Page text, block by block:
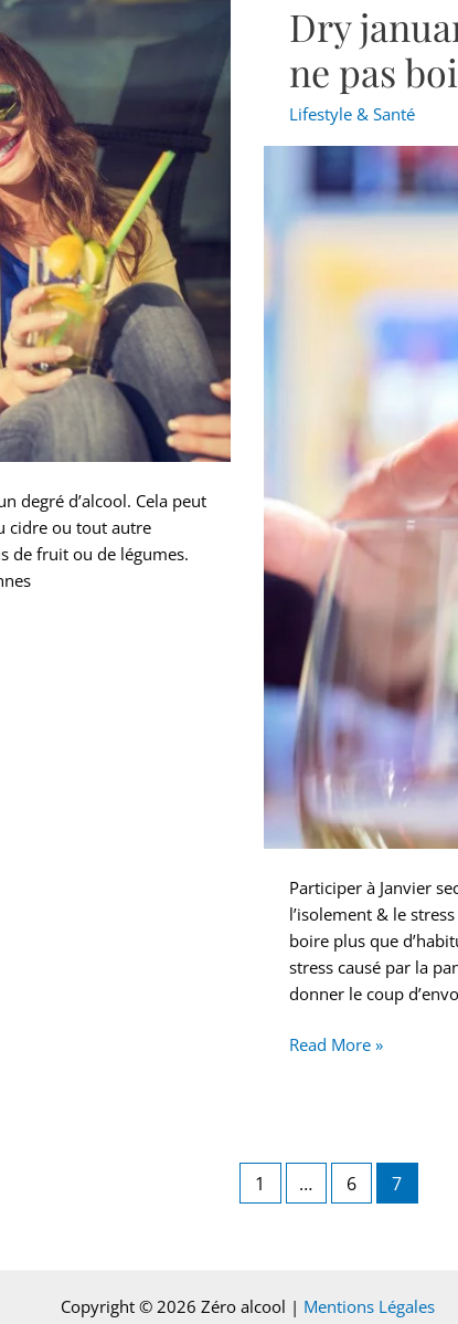
degré d’alcool. Cela peut
cidre ou tout autre
de fruit ou de légumes.
Dry
ne pas
Lifestyle & Santé
Participer à Janvier
l’isolement & le
boire plus que
stress causé par la
donner le coup
Dry
january
:
6
bonnes
de
ne
Read More »
1 … 6 7
Copyright © 2026 Zéro alcool | Mentions Légales